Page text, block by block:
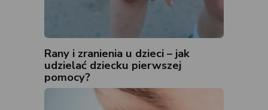
Rany i zranienia u dzieci – jak
udzielać dziecku pierwszej
pomocy?